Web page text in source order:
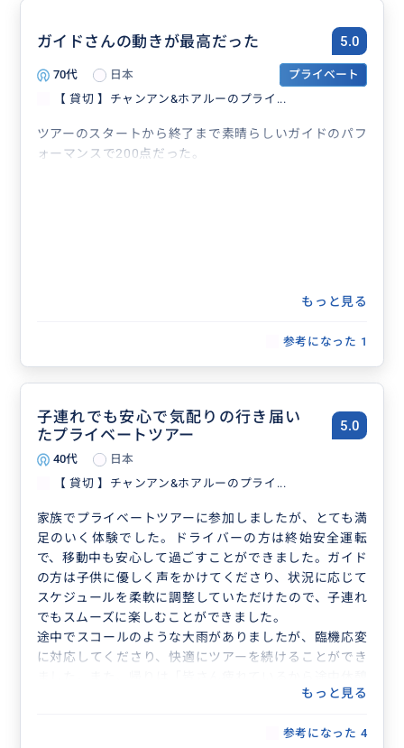
したし、両親も大満足だったと言ってくれました。ゆっ
たりとしたプライベートツアーを検討されている方に
は、損はないぴったりのツアーだと思います。
ガイドさんの動きが最高だった 5.0
70代 日本
プライベート
【 貸切 】チャンアン&ホアルーのプライ...
ツアーのスタートから終了まで素晴らしいガイドのパフ
ォーマンスで200点だった。
もっと見る
参考になった 1
子連れでも安心で気配りの行き届い
たプライベートツアー
5.0
40代
日本
【 貸切 】チャンアン&ホアルーのプライ...
家族でプライベートツアーに参加しましたが、とても満
足のいく体験でした。ドライバーの方は終始安全運転
で、移動中も安心して過ごすことができました。ガイド
の方は子供に優しく声をかけてくださり、状況に応じて
スケジュールを柔軟に調整していただけたので、子連れ
でもスムーズに楽しむことができました。
途中でスコールのような大雨がありましたが、臨機応変
に対応してくださり、快適にツアーを続けることができ
はなしで早めに帰りましょう。ゆっくり休んでくださ
配慮していただき、最後まで安心して過ごすことができ
もっと見る
参考になった 4